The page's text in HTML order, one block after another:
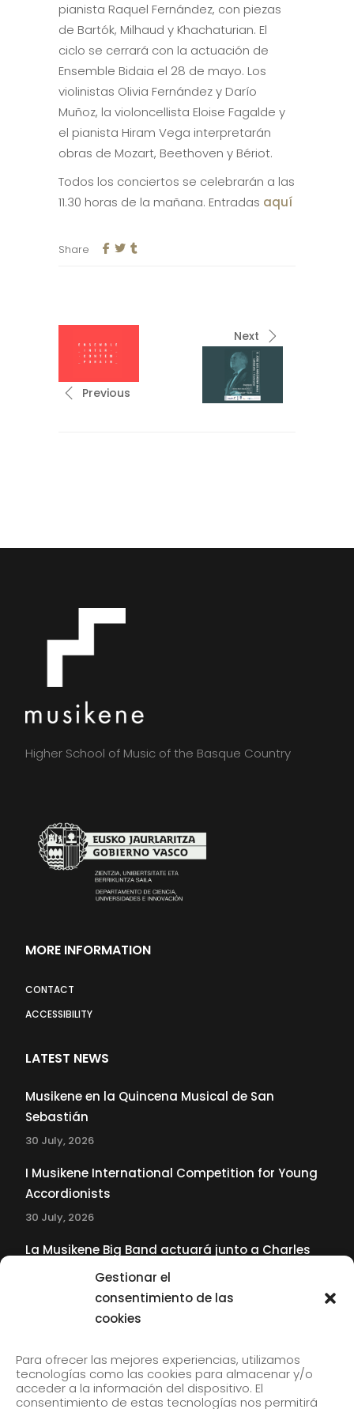
Gestionar el
consentimiento de las
cookies
Para ofrecer las mejores experiencias, utilizamos
tecnologías como las cookies para almacenar y/o
acceder a la información del dispositivo. El
consentimiento de estas tecnologías nos permitirá
pianista Raquel Fernández, con piezas
de Bartók, Milhaud y Khachaturian. El
ciclo se cerrará con la actuación de
Ensemble Bidaia el 28 de mayo. Los
violinistas Olivia Fernández y Darío
Muñoz, la violoncellista Eloise Fagalde y
el pianista Hiram Vega interpretarán
obras de Mozart, Beethoven y Bériot.
Todos los conciertos se celebrarán a las
11.30 horas de la mañana. Entradas aquí
Share
Previous
Next
Higher School of Music of the Basque Country
MORE INFORMATION
CONTACT
ACCESSIBILITY
LATEST NEWS
Musikene en la Quincena Musical de San
Sebastián
30 July, 2026
I Musikene International Competition for Young
Accordionists
30 July, 2026
La Musikene Big Band actuará junto a Charles
Tolliver en el 61 Jazzaldia